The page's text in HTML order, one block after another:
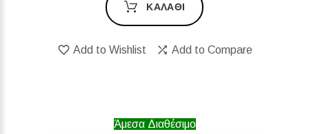
ΚΑΛΆΘΙ
Add to Wishlist Add to Compare
Άμεσα Διαθέσιμο